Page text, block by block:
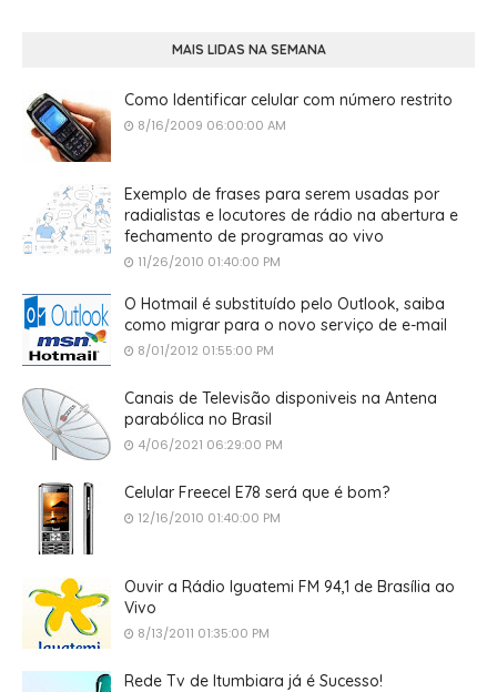
MAIS LIDAS NA SEMANA
Como Identificar celular com número restrito
8/16/2009 06:00:00 AM
Exemplo de frases para serem usadas por
radialistas e locutores de rádio na abertura e
fechamento de programas ao vivo
11/26/2010 01:40:00 PM
O Hotmail é substituído pelo Outlook, saiba
como migrar para o novo serviço de e-mail
8/01/2012 01:55:00 PM
Canais de Televisão disponiveis na Antena
parabólica no Brasil
4/06/2021 06:29:00 PM
Celular Freecel E78 será que é bom?
12/16/2010 01:40:00 PM
Ouvir a Rádio Iguatemi FM 94,1 de Brasília ao
Vivo
8/13/2011 01:35:00 PM
Rede Tv de Itumbiara já é Sucesso!